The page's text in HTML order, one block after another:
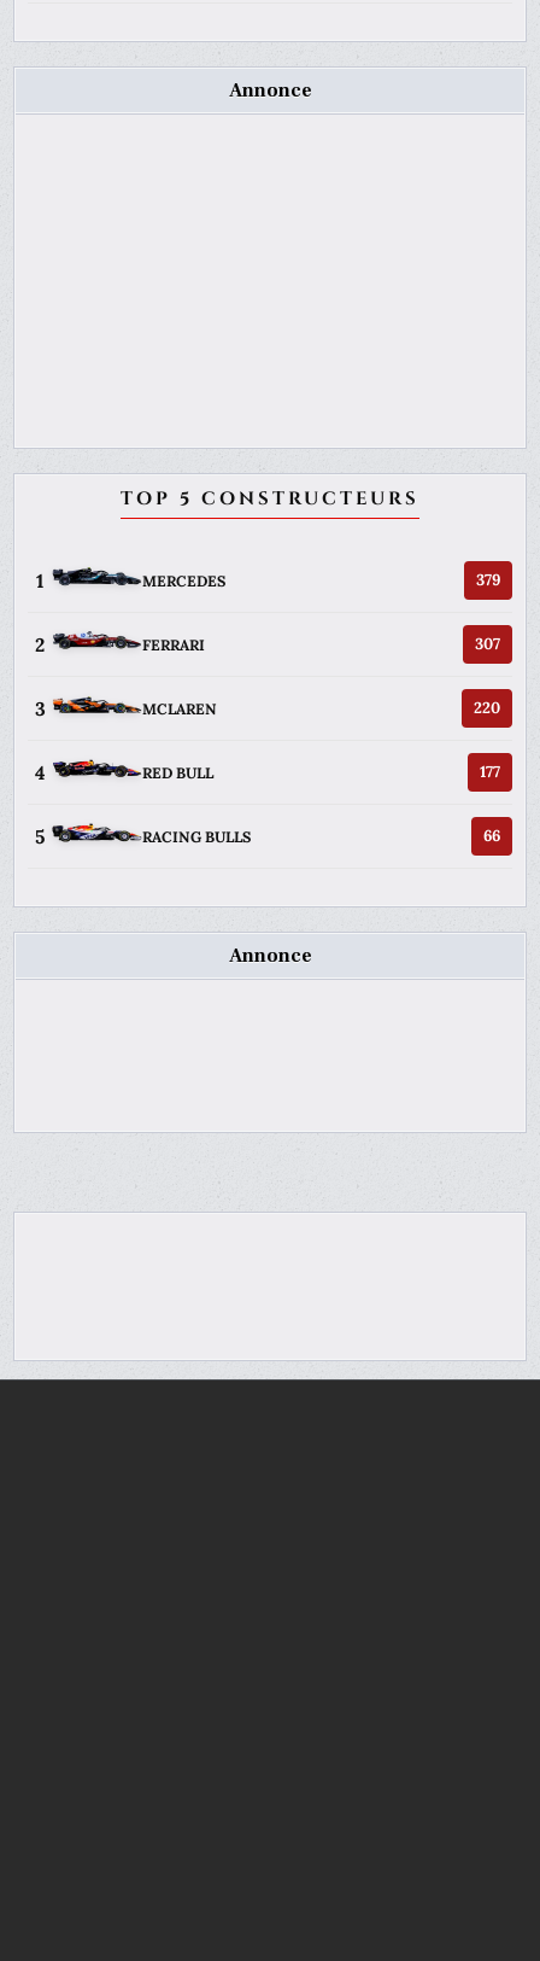
Annonce
TOP 5 CONSTRUCTEURS
1 MERCEDES 379
2 FERRARI 307
3 MCLAREN 220
4 RED BULL 177
5 RACING BULLS 66
Annonce